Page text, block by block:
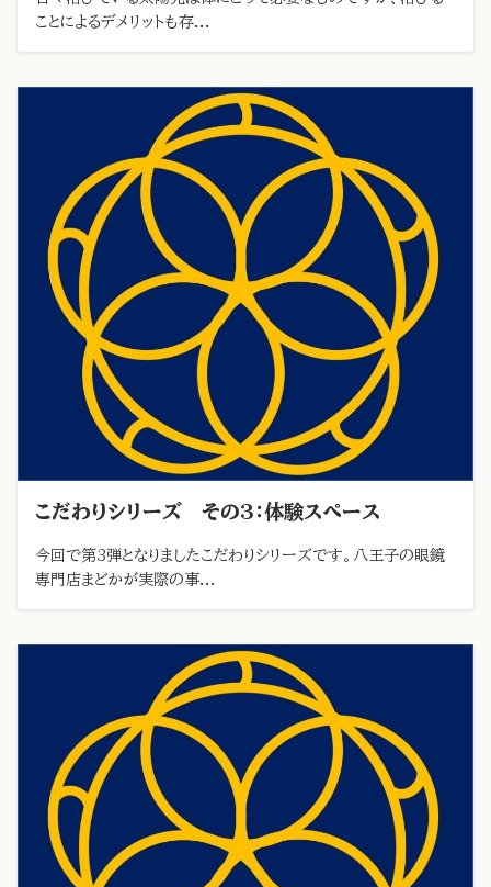
ことによるデメリットも存...
こだわりシリーズ その3：体験スペース
今回で第3弾となりましたこだわりシリーズです。八王子の眼鏡
専門店まどかが実際の事...